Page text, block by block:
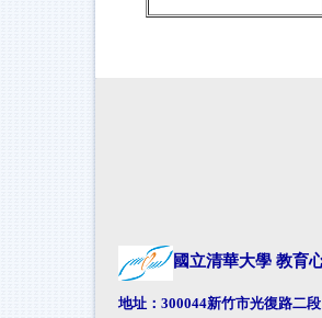
國立清華大學 教育
地址：300044新竹市光復路二